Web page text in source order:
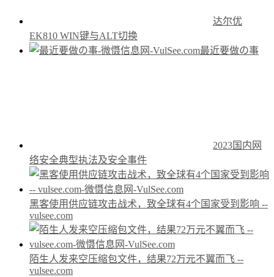
达尔优
EK810 WIN键与ALT切换
最近要做の事
2023国内网
络安全典型执法及安全事件
黑客使用供应链攻击战术，致全球有4个国家受到影响 --
vulsee.com
陌生人发来空压缩包文件，结果72万元不翼而飞 --
vulsee.com